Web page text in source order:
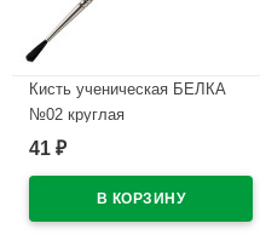
Кисть ученическая БЕЛКА
№02 круглая
В наличии
41 ₽